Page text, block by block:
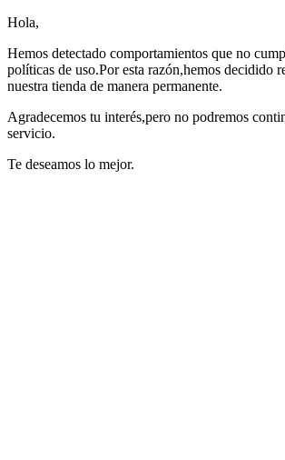
Hola,
Hemos detectado comportamientos que no
políticas de uso.Por esta razón,hemos decidido
nuestra tienda de manera permanente.
Agradecemos tu interés,pero no podremos
servicio.
Te deseamos lo mejor.